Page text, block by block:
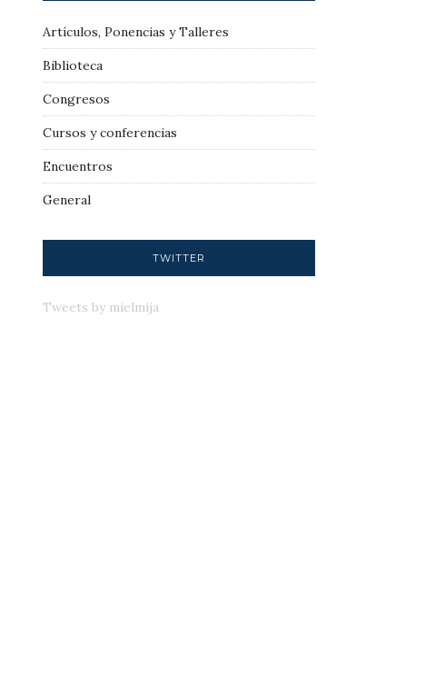
Artículos, Ponencias y Talleres
Biblioteca
Congresos
Cursos y conferencias
Encuentros
General
TWITTER
Tweets by mielmija